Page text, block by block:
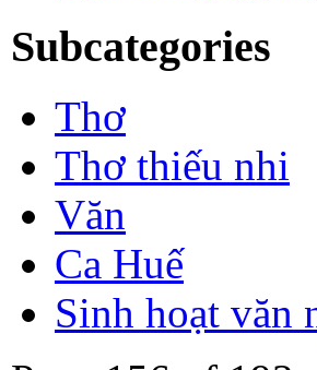
Subcategories
Thơ
Thơ thiếu nhi
Văn
Ca Huế
Sinh hoạt văn